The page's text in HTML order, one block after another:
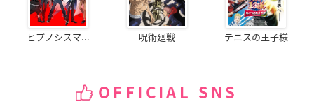
ヒプノシスマ... 呪術廻戦 テニスの王子様
OFFICIAL SNS